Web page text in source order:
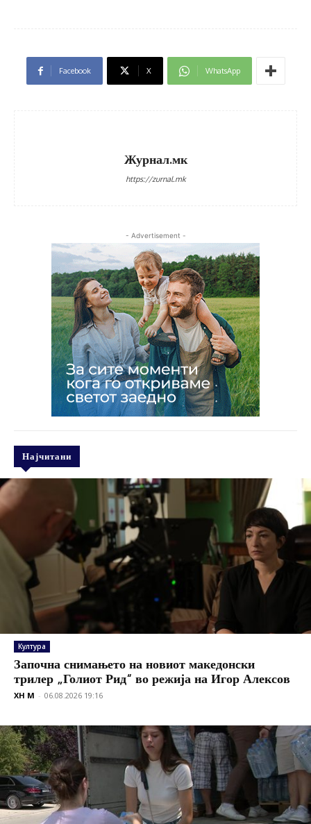
Facebook X WhatsApp
Журнал.мк
https://zurnal.mk
- Advertisement -
Најчитани
Култура
Започна снимањето на новиот македонски
трилер „Голиот Рид“ во режија на Игор Алексов
XH M - 06.08.2026 19:16